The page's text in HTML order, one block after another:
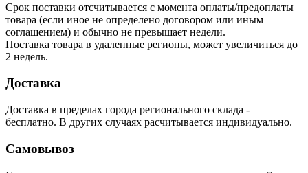
Срок поставки отсчитывается с момента оплаты/предоплаты
товара (если иное не определено договором или иным
соглашением) и обычно не превышает недели.
Поставка товара в удаленные регионы, может увеличиться до
2 недель.
Доставка
Доставка в пределах города регионального склада -
бесплатно. В других случаях расчитывается индивидуально.
Самовывоз